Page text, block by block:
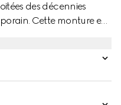
des décennies
Cette monture en